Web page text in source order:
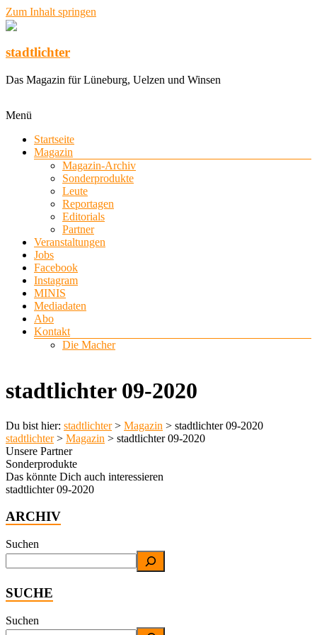
Zum Inhalt springen
stadtlichter
Das Magazin für Lüneburg, Uelzen und Winsen
Menü
Startseite
Magazin
Magazin-Archiv
Sonderprodukte
Leute
Reportagen
Editorials
Partner
Veranstaltungen
Jobs
Facebook
Instagram
MINIS
Mediadaten
Abo
Kontakt
Die Macher
stadtlichter 09-2020
Du bist hier: stadtlichter> Magazin > stadtlichter 09-2020
stadtlichter> Magazin > stadtlichter 09-2020
Unsere Partner
Sonderprodukte
Das könnte Dich auch interessieren
stadtlichter 09-2020
ARCHIV
Suchen
SUCHE
Suchen